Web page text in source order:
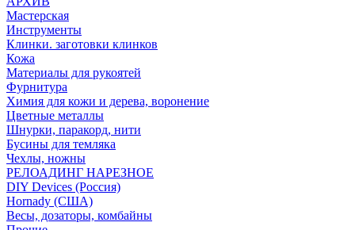
Мастерская
Инструменты
Клинки. заготовки клинков
Кожа
Материалы для рукоятей
Фурнитура
Химия для кожи и дерева, воронение
Цветные металлы
Шнурки, паракорд, нити
Бусины для темляка
Чехлы, ножны
РЕЛОАДИНГ НАРЕЗНОЕ
DIY Devices (Россия)
Hornady (США)
Весы, дозаторы, комбайны